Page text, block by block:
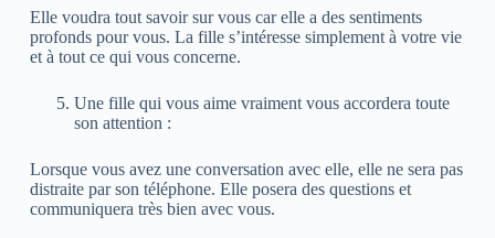
Elle voudra tout savoir sur vous car elle a des sentiments
profonds pour vous. La fille s’intéresse simplement à votre vie
et à tout ce qui vous concerne.
Une fille qui vous aime vraiment vous accordera toute
son attention :
Lorsque vous avez une conversation avec elle, elle ne sera pas
distraite par son téléphone. Elle posera des questions et
communiquera très bien avec vous.